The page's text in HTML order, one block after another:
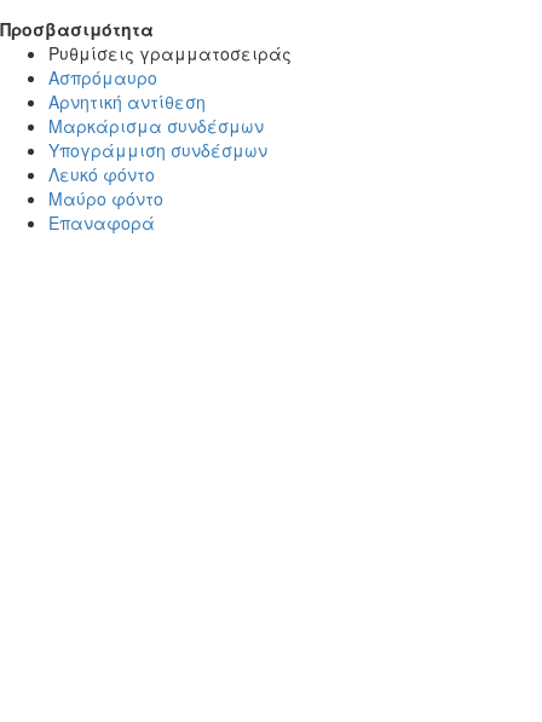
Προσβασιμότητα
Προσβασιμότητα
Ρυθμίσεις γραμματοσειράς
Ασπρόμαυρο
Αρνητική αντίθεση
Μαρκάρισμα συνδέσμων
Υπογράμμιση συνδέσμων
Λευκό φόντο
Μαύρο φόντο
Επαναφορά